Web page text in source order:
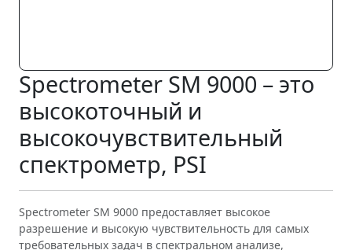
Spectrometer SM 9000 – это
высокоточный и
высокочувствительный
спектрометр, PSI
Spectrometer SM 9000 предоставляет высокое
разрешение и высокую чувствительность для самых
требовательных задач в спектральном анализе,